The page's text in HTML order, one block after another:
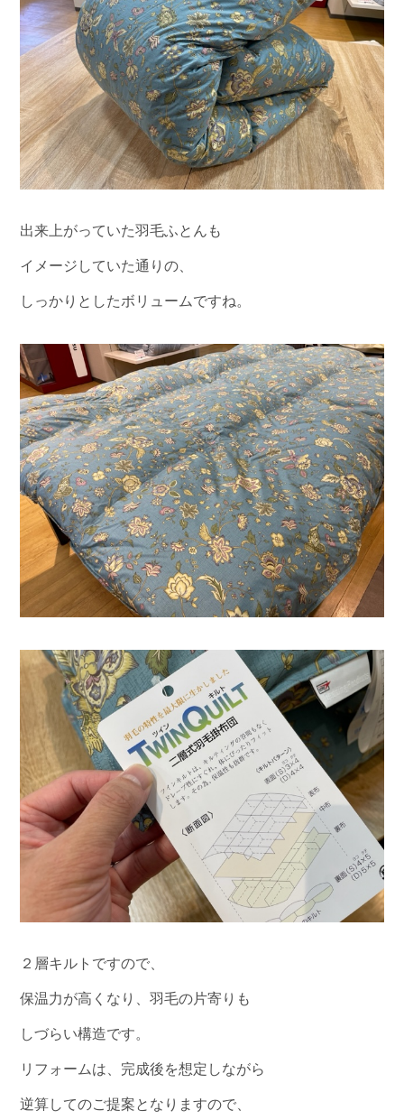
出来上がっていた羽毛ふとんも
イメージしていた通りの、
しっかりとしたボリュームですね。
２層キルトですので、
保温力が高くなり、羽毛の片寄りも
しづらい構造です。
リフォームは、完成後を想定しながら
逆算してのご提案となりますので、